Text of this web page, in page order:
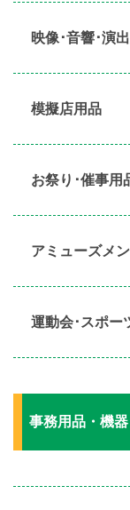
映像･音響･演
模擬店用品​
お祭り･催事用
アミューズメ
運動会･スポー
事務用品・機器